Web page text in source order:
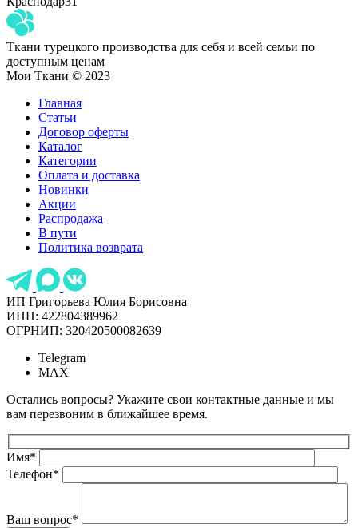
Ткани турецкого производства для себя и всей семьи по
доступным ценам
Мои Ткани © 2023
Главная
Статьи
Договор оферты
Каталог
Категории
Оплата и доставка
Новинки
Акции
Распродажа
В пути
Политика возврата
ИП Григорьева Юлия Борисовна
ИНН: 422804389962
ОГРНИП: 320420500082639
Telegram
MAX
Остались вопросы? Укажите свои контактные данные и мы
вам перезвоним в ближайшее время.
Имя*
Телефон*
Ваш вопрос*